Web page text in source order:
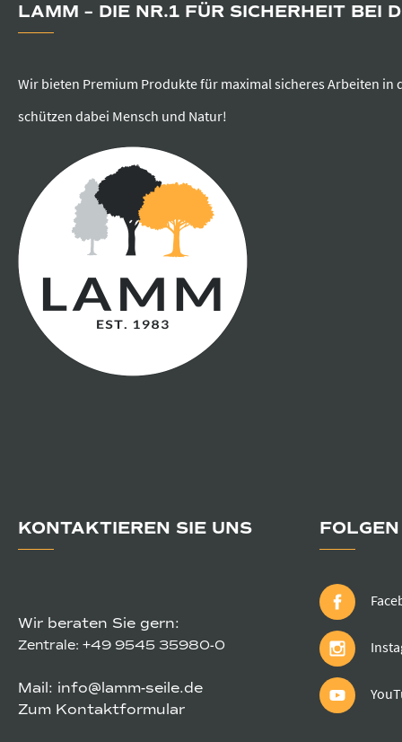
LAMM – DIE NR.1 FÜR SICHERHEIT BEI
Wir bieten Premium Produkte für maximal sicheres Arbeiten in
schützen dabei Mensch und Natur!
KONTAKTIEREN SIE UNS
Wir beraten Sie gern:
Zentrale: +49 9545 35980-0
Mail: info@lamm-seile.de
Zum Kontaktformular